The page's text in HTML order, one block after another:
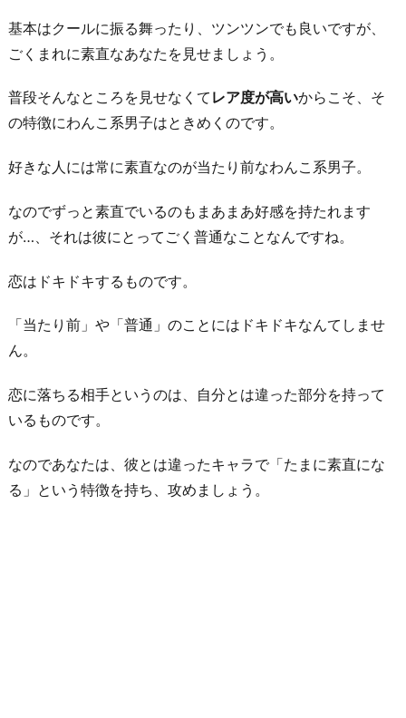
基本はクールに振る舞ったり、ツンツンでも良いですが、
ごくまれに素直なあなたを見せましょう。
普段そんなところを見せなくて レア度が高いからこそ、そ
の特徴にわんこ系男子はときめくのです。
好きな人には常に素直なのが当たり前なわんこ系男子。
なのでずっと素直でいるのもまあまあ好感を持たれます
が…、それは彼にとってごく普通なことなんですね。
恋はドキドキするものです。
「当たり前」や「普通」のことにはドキドキなんてしませ
ん。
恋に落ちる相手というのは、自分とは違った部分を持って
いるものです。
なのであなたは、彼とは違ったキャラで「たまに素直にな
る」という特徴を持ち、攻めましょう。